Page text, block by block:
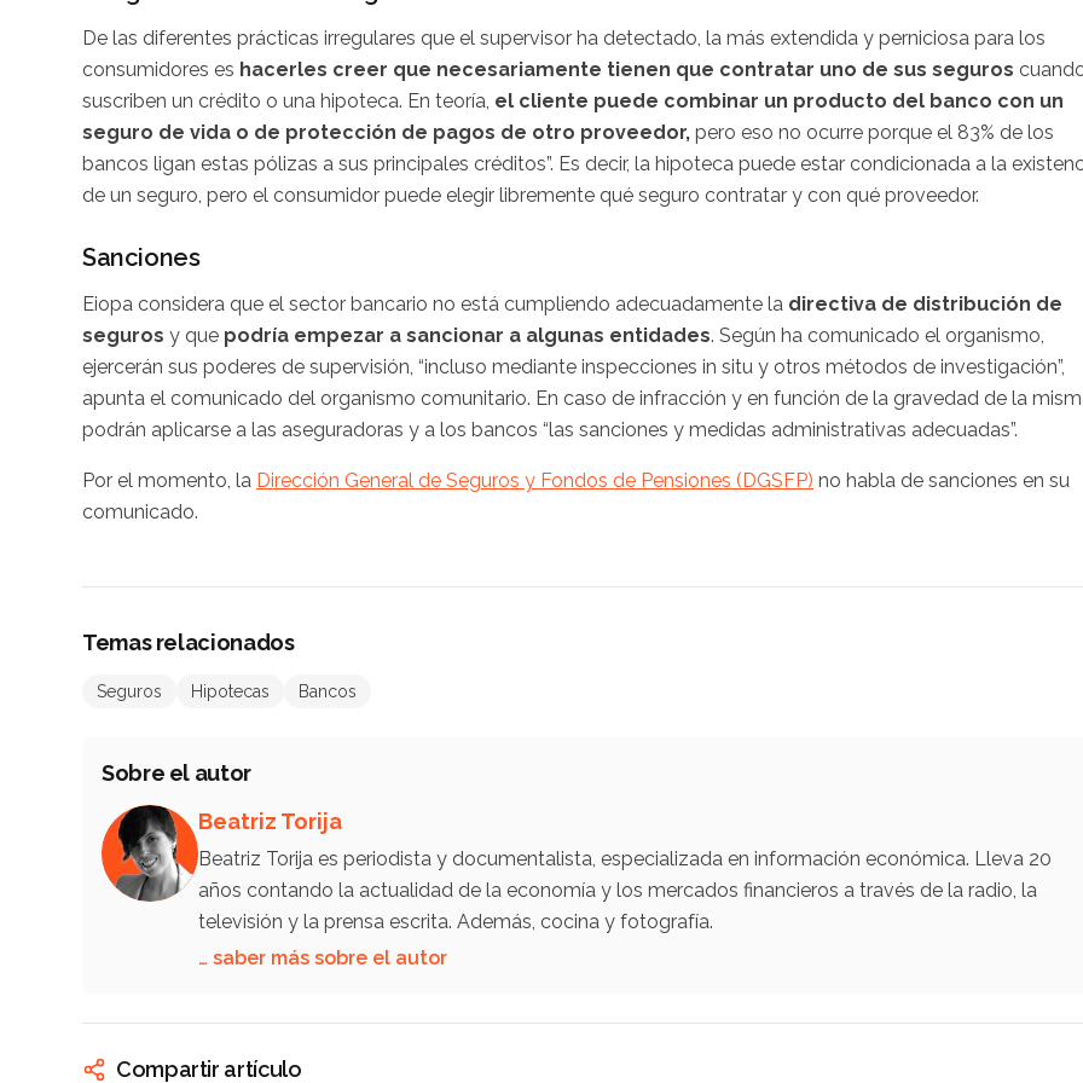
De las diferentes prácticas irregulares que el supervisor ha detectado, la más extendida y perniciosa para los
consumidores es hacerles creer que necesariamente tienen que contratar uno de sus seguros
suscriben un crédito o una hipoteca. En teoría, el cliente puede combinar un producto del banco con un
seguro de vida o de protección de pagos de otro proveedor, pero eso no ocurre porque el 83% de los
bancos ligan estas pólizas a sus principales créditos”. Es decir, la hipoteca puede estar condicionada a la
de un seguro, pero el consumidor puede elegir libremente qué seguro contratar y con qué proveedor.
Sanciones
Eiopa considera que el sector bancario no está cumpliendo adecuadamente la directiva de distribución de
seguros y que podría empezar a sancionar a algunas entidades. Según ha comunicado el organismo,
ejercerán sus poderes de supervisión, “incluso mediante inspecciones in situ y otros métodos de investigación”,
apunta el comunicado del organismo comunitario. En caso de infracción y en función de la gravedad de la
podrán aplicarse a las aseguradoras y a los bancos “las sanciones y medidas administrativas adecuadas”.
Por el momento, la Dirección General de Seguros y Fondos de Pensiones (DGSFP) no habla de sanciones en su
comunicado.
Temas relacionados
Seguros Hipotecas Bancos
Sobre el autor
Beatriz Torija
Beatriz Torija es periodista y documentalista, especializada en información económica. Lleva 20
años contando la actualidad de la economía y los mercados financieros a través de la radio, la
televisión y la prensa escrita. Además, cocina y fotografía.
… saber más sobre el autor
Compartir artículo